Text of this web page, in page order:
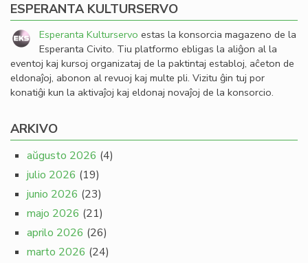
ESPERANTA KULTURSERVO
Esperanta Kulturservo estas la konsorcia magazeno de la
Esperanta Civito. Tiu platformo ebligas la aliĝon al la
eventoj kaj kursoj organizataj de la paktintaj establoj, aĉeton de
eldonaĵoj, abonon al revuoj kaj multe pli. Vizitu ĝin tuj por
konatiĝi kun la aktivaĵoj kaj eldonaj novaĵoj de la konsorcio.
ARKIVO
aŭgusto 2026 (4)
julio 2026 (19)
junio 2026 (23)
majo 2026 (21)
aprilo 2026 (26)
marto 2026 (24)